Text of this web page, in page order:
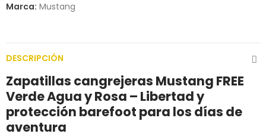
Marca: Mustang
DESCRIPCIÓN
Zapatillas cangrejeras Mustang FREE
Verde Agua y Rosa – Libertad y
protección barefoot para los días de
aventura